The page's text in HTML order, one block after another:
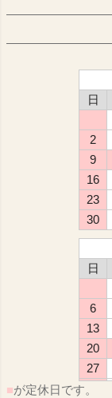
日
2
9
16
23
30
日
6
13
20
27
■が定休日です。